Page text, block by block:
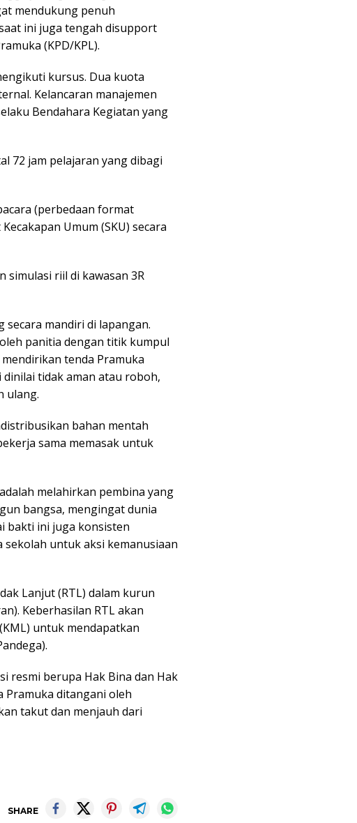
mendukung penuh
ini juga tengah disupport
(KPD/KPL).
kursus. Dua kuota
Kelancaran manajemen
Bendahara Kegiatan yang
72 jam pelajaran yang dibagi
(perbedaan format
Umum (SKU) secara
simulasi riil di kawasan 3R
mandiri di lapangan.
panitia dengan titik kumpul
tenda Pramuka
tidak aman atau roboh,
ulang.
bahan mentah
sama memasak untuk
melahirkan pembina yang
bangsa, mengingat dunia
bakti ini juga konsisten
sekolah untuk aksi kemanusiaan
Lanjut (RTL) dalam kurun
Keberhasilan RTL akan
untuk mendapatkan
resmi berupa Hak Bina dan Hak
Pramuka ditangani oleh
takut dan menjauh dari
SHARE